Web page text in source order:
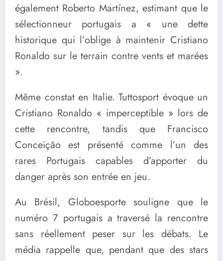
également Roberto Martínez, estimant que le
sélectionneur portugais a « une dette
historique qui l’oblige à maintenir Cristiano
Ronaldo sur le terrain contre vents et marées
».
Même constat en Italie. Tuttosport évoque un
Cristiano Ronaldo « imperceptible » lors de
cette rencontre, tandis que Francisco
Conceição est présenté comme l’un des
rares Portugais capables d’apporter du
danger après son entrée en jeu.
Au Brésil, Globoesporte souligne que le
numéro 7 portugais a traversé la rencontre
sans réellement peser sur les débats. Le
média rappelle que, pendant que des stars